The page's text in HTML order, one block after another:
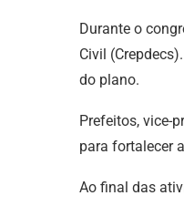
Durante o
Civil
do plano.
Prefeitos, vice-
para fortalecer
Ao final das